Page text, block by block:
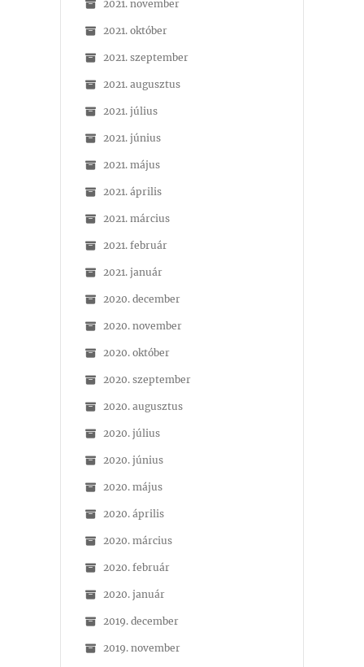
2021. november
2021. október
2021. szeptember
2021. augusztus
2021. július
2021. június
2021. május
2021. április
2021. március
2021. február
2021. január
2020. december
2020. november
2020. október
2020. szeptember
2020. augusztus
2020. július
2020. június
2020. május
2020. április
2020. március
2020. február
2020. január
2019. december
2019. november